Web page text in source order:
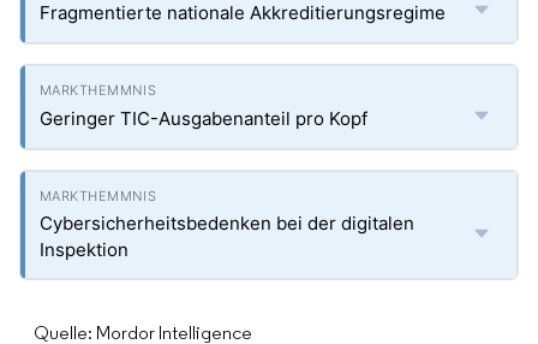
Fragmentierte nationale Akkreditierungsregime
Geringer TIC-Ausgabenanteil pro Kopf
Cybersicherheitsbedenken bei der digitalen
Inspektion
Quelle: Mordor Intelligence